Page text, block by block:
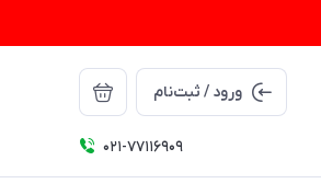
ورود / ثبت‌نام
021-77116909